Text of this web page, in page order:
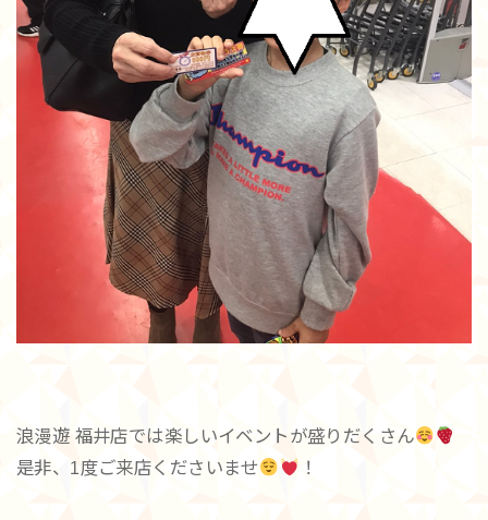
浪漫遊 福井店では楽しいイベントが盛りだくさん
是非、1度ご来店くださいませ
！